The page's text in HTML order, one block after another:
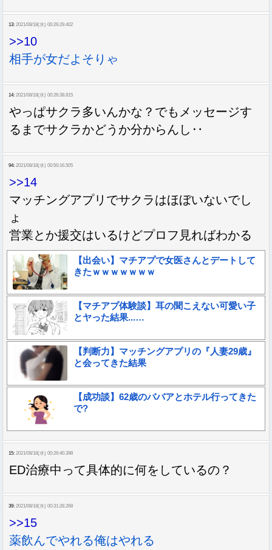
13: 2021/08/18(水) 00:26:29.402
>>10
相手が女だよそりゃ
14: 2021/08/18(水) 00:26:38.815
やっぱサクラ多いんかな？でもメッセージす
るまでサクラかどうか分からんし‥
94: 2021/08/18(水) 00:50:16.505
>>14
マッチングアプリでサクラはほぼいないでし
ょ
営業とか援交はいるけどプロフ見ればわかる
【出会い】マチアプで女医さんとデートして
きたｗｗｗｗｗｗｗ
【マチアプ体験談】耳の聞こえない可愛い子
とヤった結果...…
【判断力】マッチングアプリの『人妻29歳』
と会ってきた結果
【成功談】62歳のババアとホテル行ってきた
で?
15: 2021/08/18(水) 00:26:40.398
ED治療中って具体的に何をしているの？
39: 2021/08/18(水) 00:31:28.268
>>15
薬飲んでやれる俺はやれる